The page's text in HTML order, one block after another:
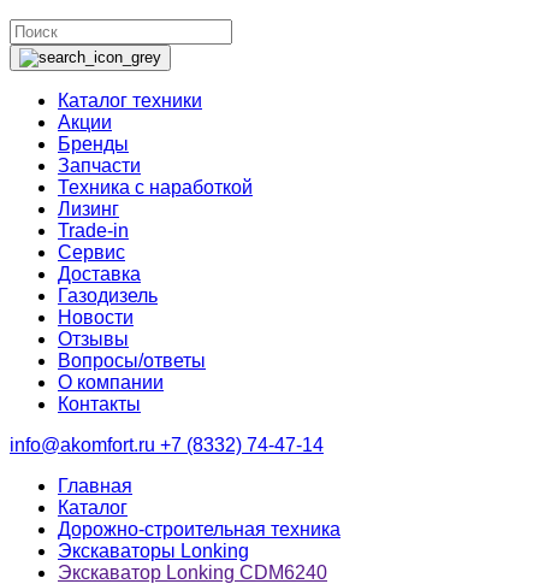
Каталог техники
Акции
Бренды
Запчасти
Техника с наработкой
Лизинг
Trade-in
Сервис
Доставка
Газодизель
Новости
Отзывы
Вопросы/ответы
О компании
Контакты
info@akomfort.ru +7 (8332) 74-47-14
Главная
Каталог
Дорожно-строительная техника
Экскаваторы Lonking
Экскаватор Lonking CDM6240